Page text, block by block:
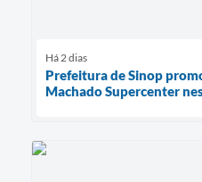
Há 2 dias
Prefeitura de Sinop
Machado Supercenter